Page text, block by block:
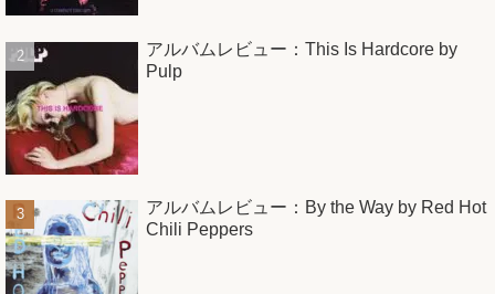
アルバムレビュー：This Is Hardcore by
Pulp
アルバムレビュー：By the Way by Red Hot
Chili Peppers